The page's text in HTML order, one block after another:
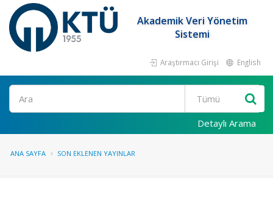
Akademik Veri Yönetim
Sistemi
Araştırmacı Girişi English
Ara
Detaylı Arama
ANA SAYFA SON EKLENEN YAYINLAR